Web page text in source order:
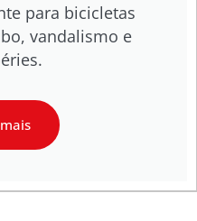
para bicicletas
vandalismo e